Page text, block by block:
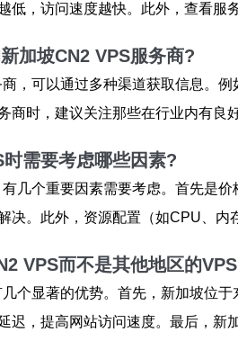
低，访问速度越快。此外，查看服
加坡CN2 VPS服务商?
商，可以通过多种渠道获取信息。
商时，建议关注那些在行业内有良
需要考虑哪些因素?
有几个重要因素需要考虑。首先是
决。此外，资源配置（如CPU、
VPS而不是其他地区的
几个显著的优势。首先，新加坡位
迟，提高网站访问速度。最后，新